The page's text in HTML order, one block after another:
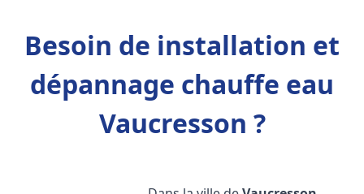
Besoin de installation et
dépannage chauffe eau
Vaucresson ?